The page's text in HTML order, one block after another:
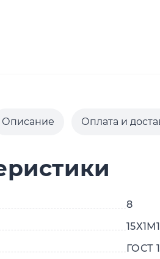
Описание Оплата и
8
ГОСТ